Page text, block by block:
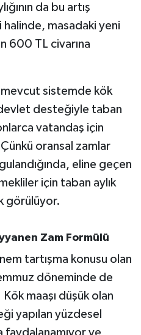
da bu artış
halinde, masadaki yeni
600 TL civarına
sistemde kök
devlet desteğiyle taban
vatandaş için
oransal zamlar
eline geçen
için taban aylık
görülüyor.
Zam Formülü
tartışma konusu olan
döneminde de
Kök maaşı düşük olan
yapılan yüzdesel
faydalanamıyor ve